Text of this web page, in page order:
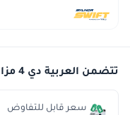
تتضمن العربية دي 4 مزايا
سعر قابل للتفاوض